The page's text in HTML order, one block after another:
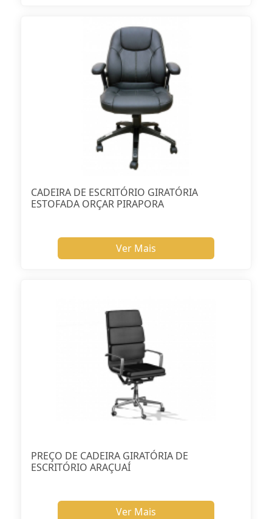
CADEIRA DE ESCRITÓRIO GIRATÓRIA
ESTOFADA ORÇAR PIRAPORA
Ver Mais
PREÇO DE CADEIRA GIRATÓRIA DE
ESCRITÓRIO ARAÇUAÍ
Ver Mais